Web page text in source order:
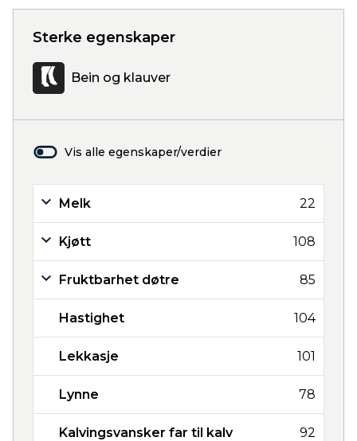
Sterke egenskaper
Bein og klauver
Vis alle egenskaper/verdier
Melk 22
Kjøtt 108
Fruktbarhet døtre 85
Hastighet 104
Lekkasje 101
Lynne 78
Kalvingsvansker far til kalv 92